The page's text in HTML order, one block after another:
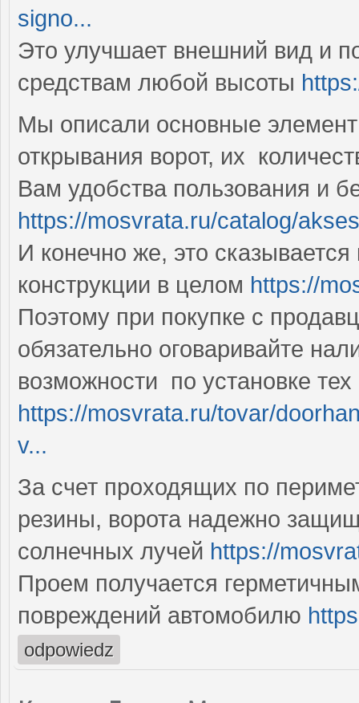
signo...
Это улучшает внешний вид и
средствам любой высоты
Мы описали основные
открывания ворот, их
Вам удобства пользования и
https://mosvrata.ru/catalog/
И конечно же, это
конструкции в целом https://
Поэтому при покупке с
обязательно оговаривайте
возможности по установке
https://mosvrata.ru/tovar/
v...
За счет проходящих по
резины, ворота надежно
солнечных лучей https://
Проем получается
повреждений автомобилю
odpowiedz